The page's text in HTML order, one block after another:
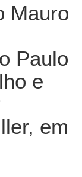
Mauro
Paulo
e
em